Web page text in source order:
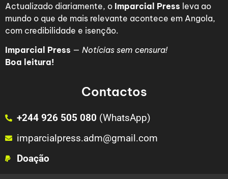
Actualizado diariamente, o Imparcial Press leva ao
mundo o que de mais relevante acontece em Angola,
com credibilidade e isenção.
Imparcial Press — Notícias sem censura!
Boa leitura!
Contactos
+244 926 505 080 (WhatsApp)
imparcialpress.adm@gmail.com
Doação